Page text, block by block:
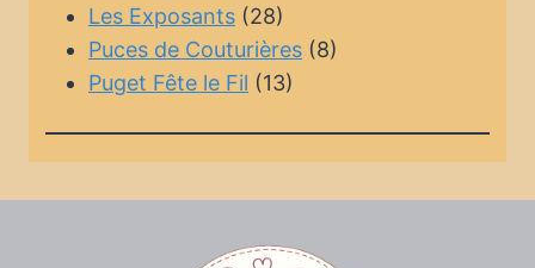
Les Exposants (28)
Puces de Couturières (8)
Puget Fête le Fil (13)